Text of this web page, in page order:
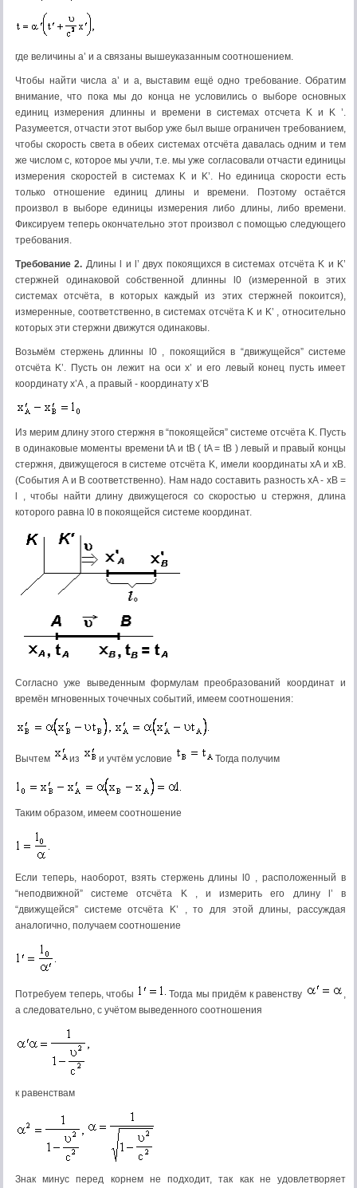
где величины a’ и a связаны вышеуказанным соотношением.
Чтобы найти числа a’ и a, выставим ещё одно требование. Обратим
внимание, что пока мы до конца не условились о выборе основных
единиц измерения длинны и времени в системах отсчета K и K ’.
Разумеется, отчасти этот выбор уже был выше ограничен требованием,
чтобы скорость света в обеих системах отсчёта давалась одним и тем
же числом c, которое мы учли, т.е. мы уже согласовали отчасти единицы
измерения скоростей в системах K и K’. Но единица скорости есть
только отношение единиц длины и времени. Поэтому остаётся
произвол в выборе единицы измерения либо длины, либо времени.
Фиксируем теперь окончательно этот произвол с помощью следующего
требования.
Требование 2. Длины l и l’ двух покоящихся в системах отсчёта K и K’
стержней одинаковой собственной длинны l0 (измеренной в этих
системах отсчёта, в которых каждый из этих стержней покоится),
измеренные, соответственно, в системах отсчёта K и K’ , относительно
которых эти стержни движутся одинаковы.
Возьмём стержень длинны l0 , покоящийся в “движущейся” системе
отсчёта K’. Пусть он лежит на оси x’ и его левый конец пусть имеет
координату x’A , а правый - координату x’B
Из мерим длину этого стержня в “покоящейся” системе отсчёта K. Пусть
в одинаковые моменты времени tA и tB ( tA = tB ) левый и правый концы
стержня, движущегося в системе отсчёта K, имели координаты xA и xB.
(События A и B соответственно). Нам надо составить разность xA - xB =
l , чтобы найти длину движущегося со скоростью u стержня, длина
которого равна l0 в покоящейся системе координат.
Согласно уже выведенным формулам преобразований координат и
времён мгновенных точечных событий, имеем соотношения:
Вычтем из и учтём условие Тогда получим
Таким образом, имеем соотношение
Если теперь, наоборот, взять стержень длины l0 , расположенный в
“неподвижной” системе отсчёта K , и измерить его длину l’ в
“движущейся” системе отсчёта K’ , то для этой длины, рассуждая
аналогично, получаем соотношение
Потребуем теперь, чтобы Тогда мы придём к равенству
,
а следовательно, с учётом выведенного соотношения
к равенствам
Знак минус перед корнем не подходит, так как не удовлетворяет